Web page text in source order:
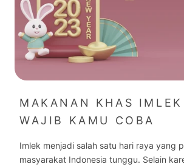
MAKANAN KHAS IMLEK
WAJIB KAMU COBA
Imlek menjadi salah satu hari raya yang
masyarakat Indonesia tunggu. Selain